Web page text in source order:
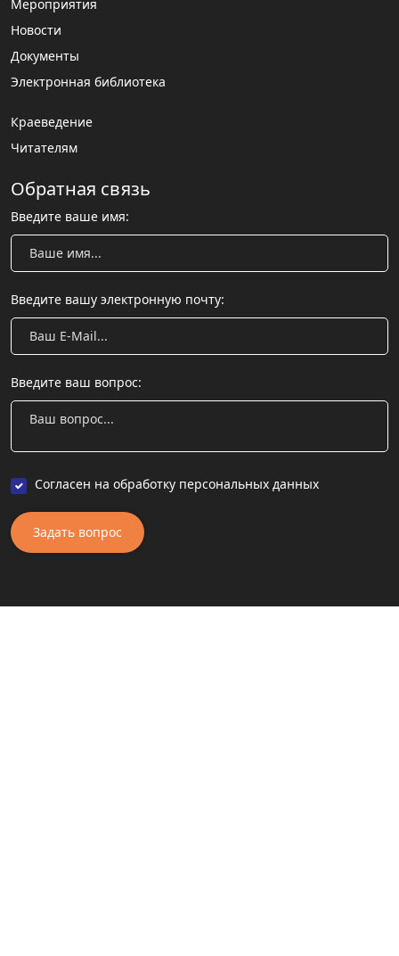
Мероприятия
Новости
Документы
Электронная библиотека
Краеведение
Читателям
Обратная связь
Введите ваше имя:
Введите вашу электронную почту:
Введите ваш вопрос:
Согласен на обработку персональных данных
Задать вопрос